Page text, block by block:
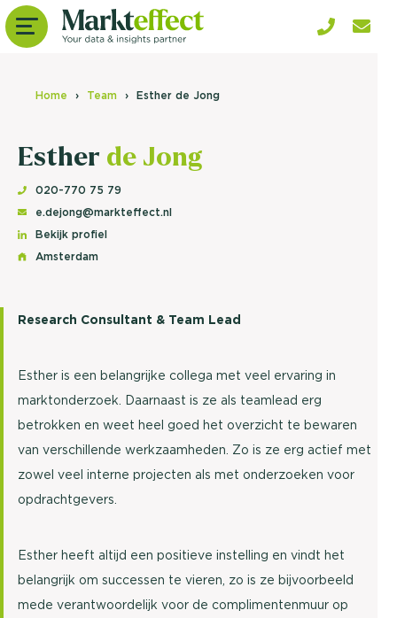
Home Team Esther de Jong
Esther de Jong
020-770 75 79
e.dejong@markteffect.nl
Bekijk profiel
Amsterdam
Research Consultant & Team Lead
Esther is een belangrijke collega met veel ervaring in
marktonderzoek. Daarnaast is ze als teamlead erg
betrokken en weet heel goed het overzicht te bewaren
van verschillende werkzaamheden. Zo is ze erg actief met
zowel veel interne projecten als met onderzoeken voor
opdrachtgevers.
Esther heeft altijd een positieve instelling en vindt het
belangrijk om successen te vieren, zo is ze bijvoorbeeld
mede verantwoordelijk voor de complimentenmuur op